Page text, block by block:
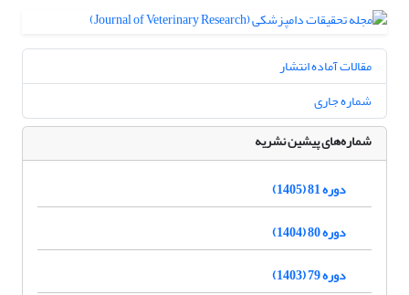
مقالات آماده انتشار
شماره جاری
شماره‌های پیشین نشریه
دوره 81 (1405)
دوره 80 (1404)
دوره 79 (1403)